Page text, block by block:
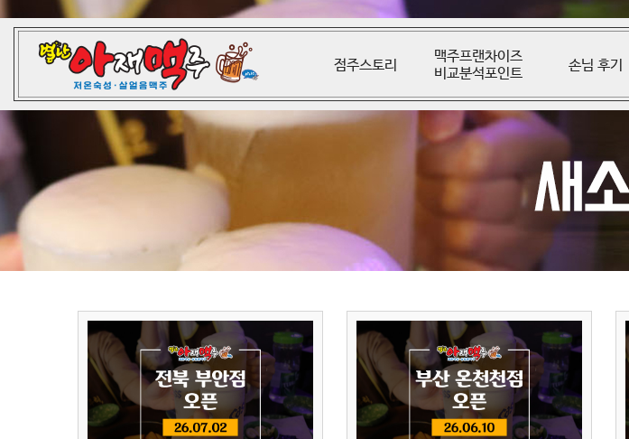
점주스토리
맥주프랜차이즈
비교분석포인트
손님 후기